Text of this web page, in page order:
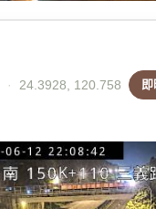
· 24.3928, 120.758